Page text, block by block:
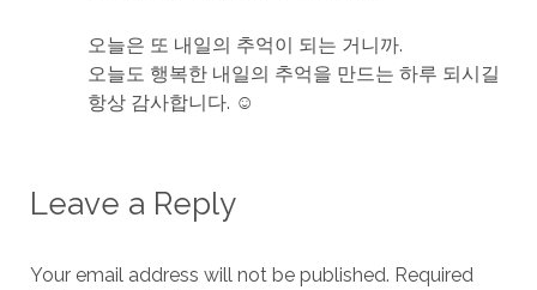
오늘은 또 내일의 추억이 되는 거니까.
오늘도 행복한 내일의 추억을 만드는 하루 되시길
항상 감사합니다. ☺
Leave a Reply
Your email address will not be published. Required